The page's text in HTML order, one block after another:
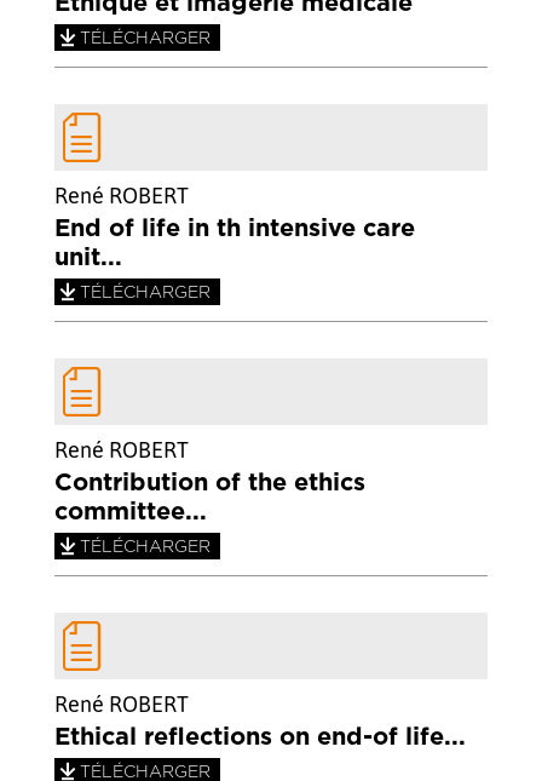
TÉLÉCHARGER
René ROBERT
End of life in th intensive care
unit...
TÉLÉCHARGER
René ROBERT
Contribution of the ethics
committee...
TÉLÉCHARGER
René ROBERT
Ethical reflections on end-of life...
TÉLÉCHARGER